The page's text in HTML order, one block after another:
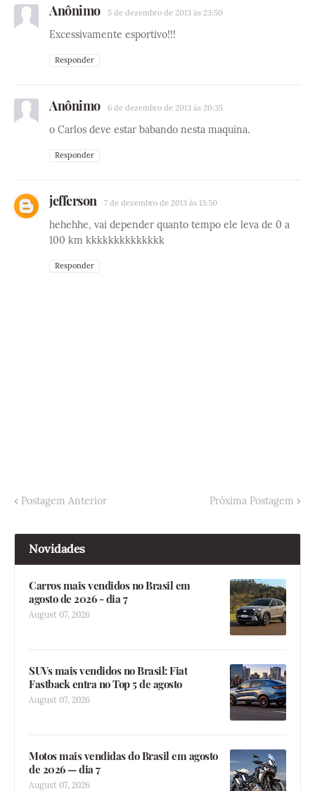
Anônimo 5 de dezembro de 2013 às 23:50
Excessivamente esportivo!!!
Responder
Anônimo 6 de dezembro de 2013 às 20:35
o Carlos deve estar babando nesta maquina.
Responder
jefferson 7 de dezembro de 2013 às 13:50
hehehhe, vai depender quanto tempo ele leva de 0 a
100 km kkkkkkkkkkkkkk
Responder
Postagem Anterior Próxima Postagem
Novidades
Carros mais vendidos no Brasil em
agosto de 2026 - dia 7
August 07, 2026
SUVs mais vendidos no Brasil: Fiat
Fastback entra no Top 5 de agosto
August 07, 2026
Motos mais vendidas do Brasil em agosto
de 2026 — dia 7
August 07, 2026